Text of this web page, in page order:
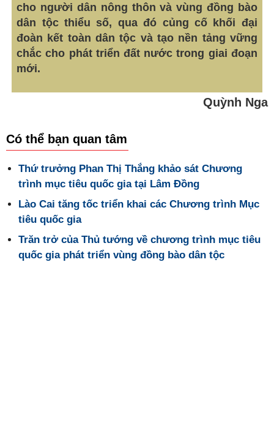
cho người dân nông thôn và vùng đồng bào
dân tộc thiểu số, qua đó củng cố khối đại
đoàn kết toàn dân tộc và tạo nền tảng vững
chắc cho phát triển đất nước trong giai đoạn
mới.
Quỳnh Nga
Có thể bạn quan tâm
Thứ trưởng Phan Thị Thắng khảo sát Chương
trình mục tiêu quốc gia tại Lâm Đồng
Lào Cai tăng tốc triển khai các Chương trình Mục
tiêu quốc gia
Trăn trở của Thủ tướng về chương trình mục tiêu
quốc gia phát triển vùng đồng bào dân tộc